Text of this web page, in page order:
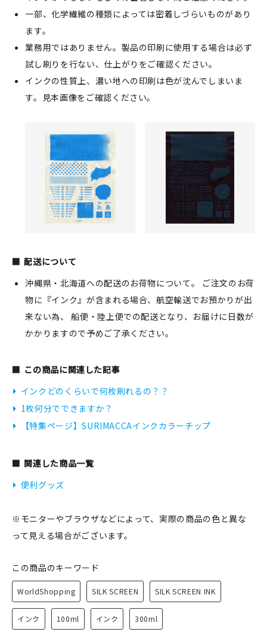
一部、化学繊維の種類によっては密着しづらいものがあり
ます。
業務用ではありません。製品の印刷に使用する場合は必ず
試し刷りを行ない、仕上がりをご確認ください。
インクの性質上、濃い地への印刷は色が沈んでしまいま
す。見本画像をご確認ください。
配送について
沖縄県・北海道への配送のお荷物について。 ご注文のお荷
物に『インク』が含まれる場合、航空輸送でお預かりが出
来ない為、 船便・陸上便での配送となり、お届けに日数が
かかりますので予めご了承ください。
この商品に関連した記事
インクどのくらいで何枚刷れるの？？
1枚何分でできますか？
【特集ページ】SURIMACCAインクカラーチップ
関連した商品一覧
便利グッズ
※モニターやブラウザなどによって、実際の商品の色と異な
って見える場合がございます。
この商品のキーワード
WorldShopping SILK SCREEN SILK SCREEN INK
インク 100ml インク 300ml